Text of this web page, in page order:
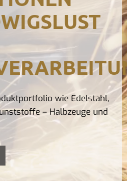
wie Edelstahl,
– Halbzeuge und